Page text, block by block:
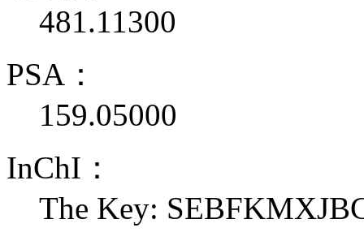
481.11300
PSA：
159.05000
InChI：
The Key: